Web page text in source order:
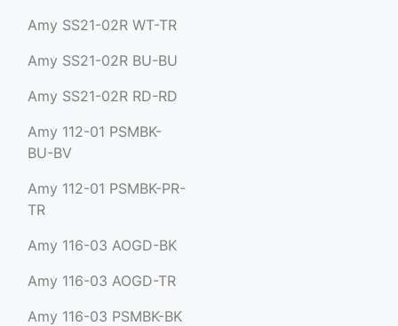
Amy SS21-02R WT-TR
Amy SS21-02R BU-BU
Amy SS21-02R RD-RD
Amy 112-01 PSMBK-
BU-BV
Amy 112-01 PSMBK-PR-
TR
Amy 116-03 AOGD-BK
Amy 116-03 AOGD-TR
Amy 116-03 PSMBK-BK